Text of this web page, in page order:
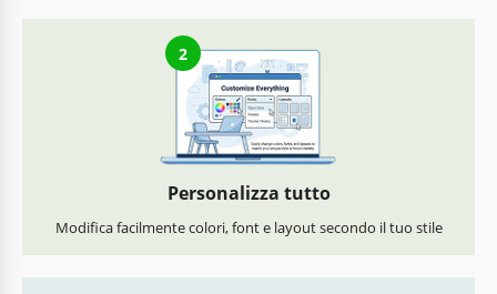
2
Personalizza tutto
Modifica facilmente colori, font e layout secondo il tuo stile